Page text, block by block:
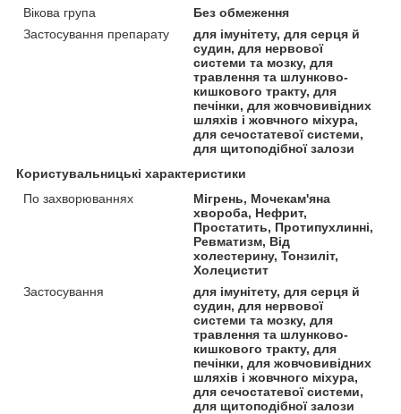
Вікова група
Без обмеження
Застосування препарату
для імунітету, для серця й
судин, для нервової
системи та мозку, для
травлення та шлунково-
кишкового тракту, для
печінки, для жовчовивідних
шляхів і жовчного міхура,
для сечостатевої системи,
для щитоподібної залози
Користувальницькі характеристики
По захворюваннях
Мігрень, Мочекам'яна
хвороба, Нефрит,
Простатить, Протипухлинні,
Ревматизм, Від
холестерину, Тонзиліт,
Холецистит
Застосування
для імунітету, для серця й
судин, для нервової
системи та мозку, для
травлення та шлунково-
кишкового тракту, для
печінки, для жовчовивідних
шляхів і жовчного міхура,
для сечостатевої системи,
для щитоподібної залози